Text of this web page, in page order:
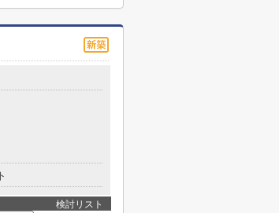
検討リスト